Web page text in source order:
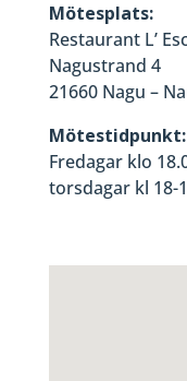
Mötesplats:
Restaurant L’
Nagustrand 4
21660 Nagu –
Mötestidpunkt:
Fredagar klo
torsdagar kl 18-